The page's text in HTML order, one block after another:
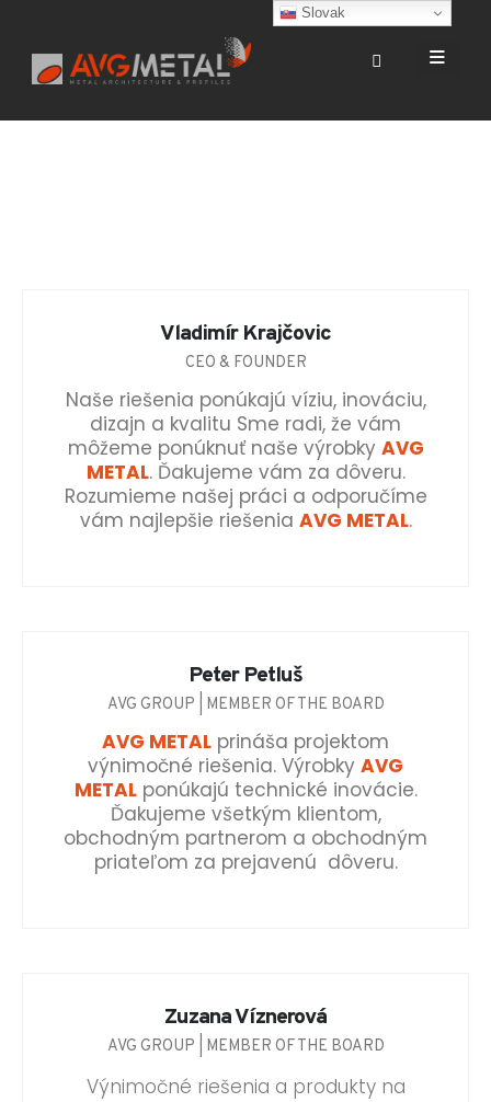
Vladimír Krajčovic
CEO & FOUNDER
Naše riešenia ponúkajú víziu, inováciu,
dizajn a kvalitu Sme radi, že vám
môžeme ponúknuť naše výrobky AVG
METAL. Ďakujeme vám za dôveru.
Rozumieme našej práci a odporučíme
vám najlepšie riešenia AVG METAL.
Peter Petluš
AVG GROUP | MEMBER OF THE BOARD
AVG METAL prináša projektom
výnimočné riešenia. Výrobky AVG
METALponúkajú technické inovácie.
Ďakujeme všetkým klientom,
obchodným partnerom a obchodným
priateľom za prejavenú dôveru.
Zuzana Víznerová
AVG GROUP | MEMBER OF THE BOARD
Výnimočné riešenia a produkty na
Slovak